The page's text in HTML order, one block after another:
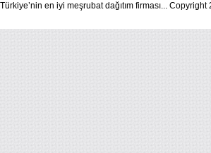
Türkiye’nin en iyi meşrubat dağıtım firması...